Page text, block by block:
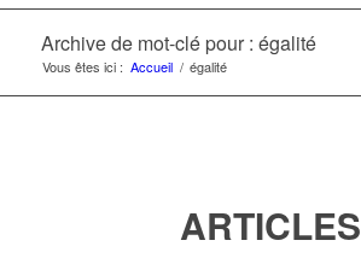
Archive de mot-clé pour : égalité
Vous êtes ici : Accueil / égalité
ARTICLES